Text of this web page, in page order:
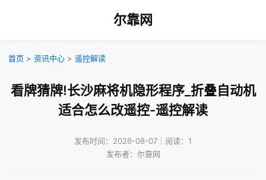
尔靠网
首页 > 资讯中心 > 遥控解读
看牌猜牌!长沙麻将机隐形程序_折叠自动机
适合怎么改遥控-遥控解读
发布时间：2026-08-07｜阅读：1
发布者：尔靠网